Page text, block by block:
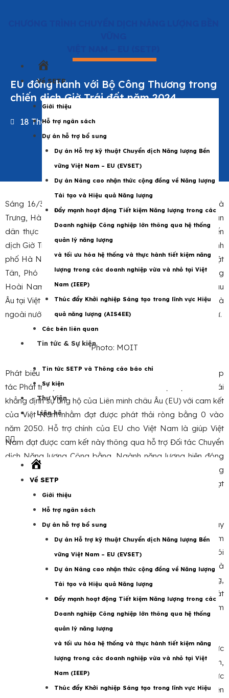
Về SETP
Giới thiệu
Hỗ trợ ngân sách
Dự án hỗ trợ bổ sung
Dự án Hỗ trợ kỹ thuật Chuyển dịch Năng lượng Bền
vững Việt Nam – EU (EVSET)
Dự án Nâng cao nhận thức cộng đồng về Năng lượng
Tái tạo và Hiệu quả Năng lượng
Đẩy mạnh hoạt động Tiết kiệm Năng lượng trong các
Doanh nghiệp Công nghiệp lớn thông qua hệ thống
quản lý năng lượng
và tối ưu hóa hệ thống và thực hành tiết kiệm năng
lượng trong các doanh nghiệp vừa và nhỏ tại Việt
Nam (IEEP)
Thúc đẩy Khởi nghiệp Sáng tạo trong lĩnh vực Hiệu
quả năng lượng (AIS4EE)
Các bên liên quan
Tin tức & Sự kiện
Tin tức SETP và Thông cáo báo chí
Sự kiện
Thư Viện
Liên hệ
Về SETP
Giới thiệu
Hỗ trợ ngân sách
Dự án hỗ trợ bổ sung
Dự án Hỗ trợ kỹ thuật Chuyển dịch Năng lượng Bền
vững Việt Nam – EU (EVSET)
Dự án Nâng cao nhận thức cộng đồng về Năng lượng
Tái tạo và Hiệu quả Năng lượng
Đẩy mạnh hoạt động Tiết kiệm Năng lượng trong các
Doanh nghiệp Công nghiệp lớn thông qua hệ thống
quản lý năng lượng
và tối ưu hóa hệ thống và thực hành tiết kiệm năng
lượng trong các doanh nghiệp vừa và nhỏ tại Việt
Nam (IEEP)
Thúc đẩy Khởi nghiệp Sáng tạo trong lĩnh vực Hiệu
EU đồng hành với Bộ Công Thương trong
chiến dịch Giờ Trái đất năm 2024
18 Tháng 3 2024|EVSET
Sáng 16/3/2024, tại Công viên Thống Nhất (quận Hai Bà
Trưng, Hà Nội), Bộ Công Thương tổ chức Lễ phát động toàn
dân thực hiện tiết kiệm điện và Giải chạy hưởng ứng Chiến
dịch Giờ Trái đất năm 2024, tại Công viên Thống Nhất, Thành
phố Hà Nội. Thứ trưởng Bộ Công Thương Nguyễn Sinh Nhật
Tân, Phó Trưởng ban Đối ngoại Trung ương Trương Quang
Hoài Nam, Trưởng ban Hợp tác Phái đoàn Liên minh châu
Âu tại Việt Nam Kristina Bunde, đại diện các tổ chức trong và
ngoài nước, các doanh nghiệp cùng gần 1500 VĐV tham dự.
Photo: MOIT
Phát biểu tại buổi lễ, bà Kristina Bunde – Trưởng Ban Hợp
tác Phát triển, Phái đoàn Liên minh châu Âu tại Việt Nam – tái
khẳng định sự ủng hộ của Liên minh châu Âu (EU) với cam kết
của Việt Nam nhằm đạt được phát thải ròng bằng 0 vào
năm 2050. Hỗ trợ chính của EU cho Việt Nam là giúp Việt
Nam đạt được cam kết này thông qua hỗ trợ Đối tác Chuyển
dịch Năng lượng Công bằng. Ngành năng lượng hiện đóng
góp tới khoảng 60% lượng phát thải nên tiết kiệm năng lượng
và sử dụng năng lượng hiệu quả là vấn đề cốt lõi trong hoạt
động hỗ trợ của EU.
Thứ trưởng Nguyễn Sinh Nhật Tân nhấn mạnh, Giải chạy
hưởng ứng Chiến dịch Giờ Trái đất năm 2024 sẽ góp thêm
một tiếng nói, lan tỏa thông điệp “Tiết kiệm điện – Thành thói
quen” đến với mọi người dân, mong muốn cộng đồng và
doanh nghiệp trên toàn quốc chung tay bảo vệ môi trường,
tiết kiệm năng lượng, tiết kiệm điện, hướng tới mục tiêu phát
thải ròng bằng 0 vào năm 2050 theo cam kết của Việt Nam
Giải chạy hướng tới mục tiêu xây dựng ý thức rèn luyện sức
khỏe hướng tới lối sống tích cực; đồng thời kêu gọi, động viên,
khuyến khích sự tham gia của các cơ quan nhà nước, tổ chức
xã hội, doanh nghiệp và người dân thực hành tiết kiệm điện